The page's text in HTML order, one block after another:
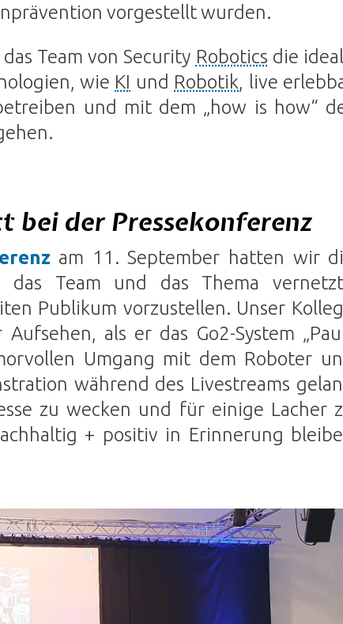
vorgestellt wurden.
Team von Security Robotics die
wie KI und Robotik, live
und mit dem „how is how“
der Pressekonferenz
am 11. September hatten wir
das Team und das Thema
Publikum vorzustellen. Unser
als er das Go2-System
Umgang mit dem Roboter
während des Livestreams
zu wecken und für einige Lacher
+ positiv in Erinnerung